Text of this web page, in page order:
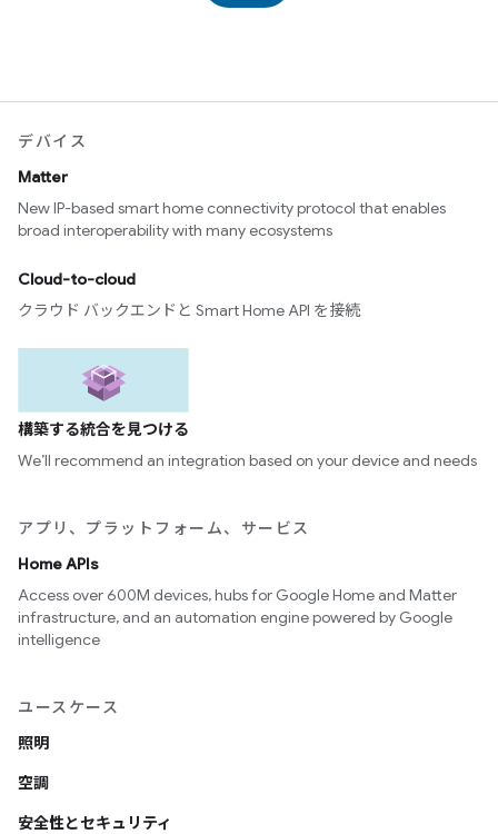
デバイス
Matter
New IP-based smart home connectivity protocol that enables
broad interoperability with many ecosystems
Cloud-to-cloud
クラウド バックエンドと Smart Home API を接続
構築する統合を見つける
We’ll recommend an integration based on your device and needs
アプリ、プラットフォーム、サービス
Home APIs
Access over 600M devices, hubs for Google Home and Matter
infrastructure, and an automation engine powered by Google
intelligence
ユースケース
照明
空調
安全性とセキュリティ